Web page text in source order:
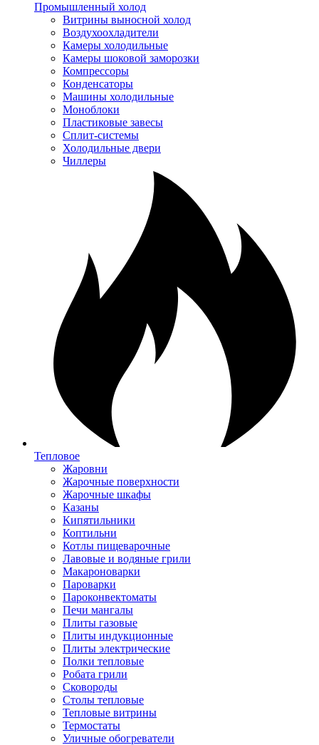
Промышленный холод
Витрины выносной холод
Воздухоохладители
Камеры холодильные
Камеры шоковой заморозки
Компрессоры
Конденсаторы
Машины холодильные
Моноблоки
Пластиковые завесы
Сплит-системы
Холодильные двери
Чиллеры
Тепловое
Жаровни
Жарочные поверхности
Жарочные шкафы
Казаны
Кипятильники
Коптильни
Котлы пищеварочные
Лавовые и водяные грили
Макароноварки
Пароварки
Пароконвектоматы
Печи мангалы
Плиты газовые
Плиты индукционные
Плиты электрические
Полки тепловые
Робата грили
Сковороды
Столы тепловые
Тепловые витрины
Термостаты
Уличные обогреватели